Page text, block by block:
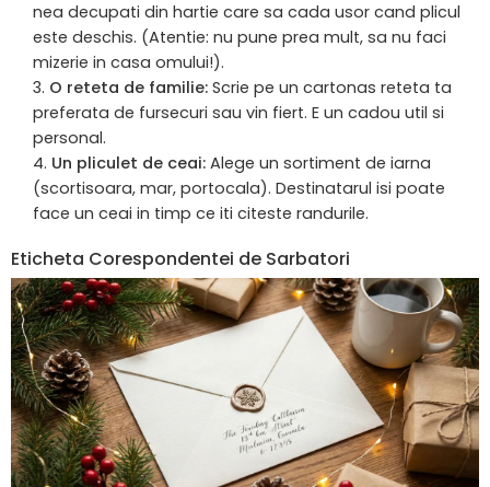
nea decupati din hartie care sa cada usor cand plicul
este deschis. (Atentie: nu pune prea mult, sa nu faci
mizerie in casa omului!).
O reteta de familie: Scrie pe un cartonas reteta ta
preferata de fursecuri sau vin fiert. E un cadou util si
personal.
Un pliculet de ceai: Alege un sortiment de iarna
(scortisoara, mar, portocala). Destinatarul isi poate
face un ceai in timp ce iti citeste randurile.
Eticheta Corespondentei de Sarbatori